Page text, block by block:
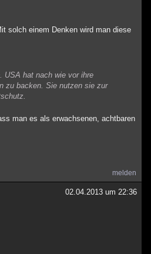
solch einem Denken wird man diese
USA hat nach wie vor ihre
zu backen. Sie nutzen sie zur
man es als erwachsenen, achtbaren
melden
02.04.2013 um 22:36